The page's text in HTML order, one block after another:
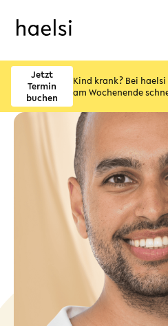
Jetzt
Termin
buchen
Kind krank? Bei
am Wochenende